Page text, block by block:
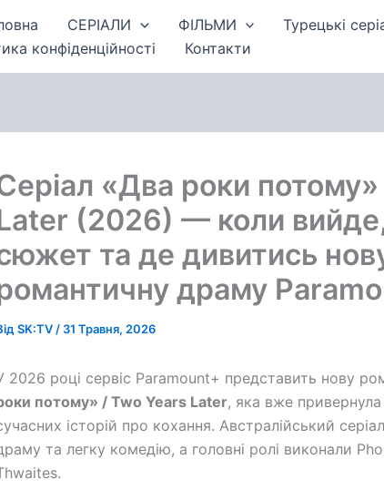
СЕРІАЛИ ФІЛЬМИ Турецькі
конфіденційності
Контакти
«Два роки
(2026) — коли
та де дивитись
драму
SK:TV / 31 Травня, 2026
2026 році сервіс Paramount+ представить нову
потому» / Two Years Later, яка вже
історій про кохання. Австралійський
та легку комедію, а головні ролі виконали